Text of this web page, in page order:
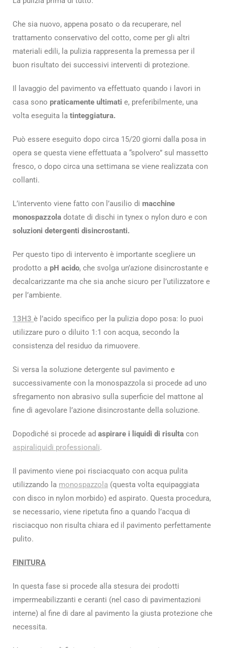
Che sia nuovo, appena posato o da recuperare, nel
trattamento conservativo del cotto, come per gli altri
materiali edili, la pulizia rappresenta la premessa per il
buon risultato dei successivi interventi di protezione.
Il lavaggio del pavimento va effettuato quando i lavori in
casa sono praticamente ultimati e, preferibilmente, una
volta eseguita la tinteggiatura.
Può essere eseguito dopo circa 15/20 giorni dalla posa in
opera se questa viene effettuata a “spolvero” sul massetto
fresco, o dopo circa una settimana se viene realizzata con
collanti.
L’intervento viene fatto con l’ausilio di macchine
monospazzola dotate di dischi in tynex o nylon duro e con
soluzioni detergenti disincrostanti.
Per questo tipo di intervento è importante scegliere un
prodotto a pH acido, che svolga un’azione disincrostante e
decalcarizzante ma che sia anche sicuro per l’utilizzatore e
per l’ambiente.
13H3 è l’acido specifico per la pulizia dopo posa: lo puoi
utilizzare puro o diluito 1:1 con acqua, secondo la
consistenza del residuo da rimuovere.
Si versa la soluzione detergente sul pavimento e
successivamente con la monospazzola si procede ad uno
sfregamento non abrasivo sulla superficie del mattone al
fine di agevolare l’azione disincrostante della soluzione.
Dopodiché si procede ad aspirare i liquidi di risulta con
aspiraliquidi professionali.
Il pavimento viene poi risciacquato con acqua pulita
utilizzando la monospazzola (questa volta equipaggiata
con disco in nylon morbido) ed aspirato. Questa procedura,
se necessario, viene ripetuta fino a quando l’acqua di
risciacquo non risulta chiara ed il pavimento perfettamente
pulito.
FINITURA
In questa fase si procede alla stesura dei prodotti
impermeabilizzanti e ceranti (nel caso di pavimentazioni
interne) al fine di dare al pavimento la giusta protezione che
necessita.